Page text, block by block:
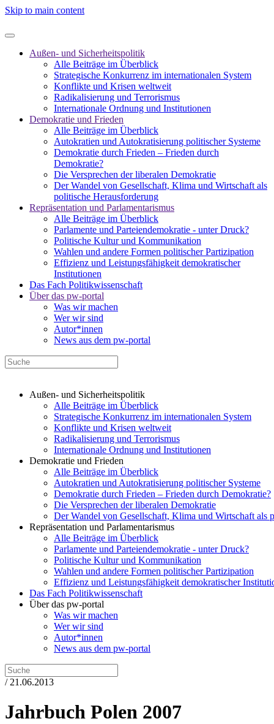
Skip to main content
Außen- und Sicherheitspolitik
Alle Beiträge im Überblick
Strategische Konkurrenz im internationalen System
Konflikte und Krisen weltweit
Radikalisierung und Terrorismus
Internationale Ordnung und Institutionen
Demokratie und Frieden
Alle Beiträge im Überblick
Autokratien und Autokratisierung politischer Systeme
Demokratie durch Frieden – Frieden durch
Demokratie?
Die Versprechen der liberalen Demokratie
Der Wandel von Gesellschaft, Klima und Wirtschaft als
politische Herausforderung
Repräsentation und Parlamentarismus
Alle Beiträge im Überblick
Parlamente und Parteiendemokratie - unter Druck?
Politische Kultur und Kommunikation
Wahlen und andere Formen politischer Partizipation
Effizienz und Leistungsfähigkeit demokratischer
Institutionen
Das Fach Politikwissenschaft
Über das pw-portal
Was wir machen
Wer wir sind
Autor*innen
News aus dem pw-portal
Außen- und Sicherheitspolitik
Alle Beiträge im Überblick
Strategische Konkurrenz im internationalen System
Konflikte und Krisen weltweit
Radikalisierung und Terrorismus
Internationale Ordnung und Institutionen
Demokratie und Frieden
Alle Beiträge im Überblick
Autokratien und Autokratisierung politischer Systeme
Demokratie durch Frieden – Frieden durch Demokratie?
Die Versprechen der liberalen Demokratie
Der Wandel von Gesellschaft, Klima und Wirtschaft als
Repräsentation und Parlamentarismus
Alle Beiträge im Überblick
Parlamente und Parteiendemokratie - unter Druck?
Politische Kultur und Kommunikation
Wahlen und andere Formen politischer Partizipation
Effizienz und Leistungsfähigkeit demokratischer
Das Fach Politikwissenschaft
Über das pw-portal
Was wir machen
Wer wir sind
Autor*innen
News aus dem pw-portal
/ 21.06.2013
Jahrbuch Polen 2007